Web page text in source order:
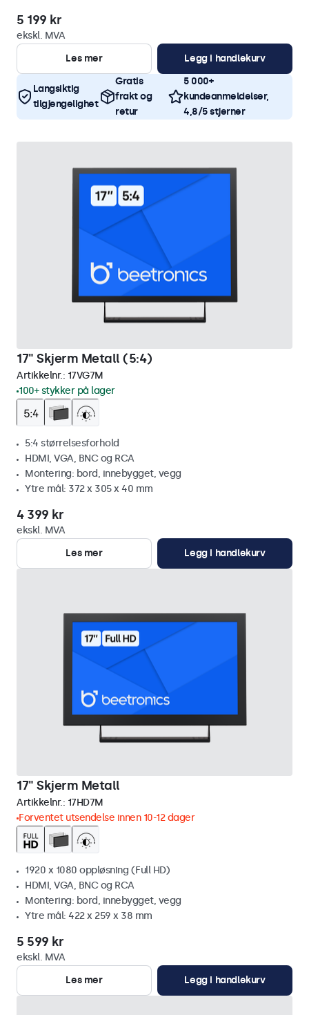
5 199 kr
ekskl. MVA
Les mer
Legg i handlekurv
Langsiktig
tilgjengelighet
Gratis
frakt og
retur
5 000+
kundeanmeldelser,
4,8/5 stjerner
17" Skjerm Metall (5:4)
Artikkelnr.: 17VG7M
100+ stykker på lager
5:4 størrelsesforhold
HDMI, VGA, BNC og RCA
Montering: bord, innebygget, vegg
Ytre mål: 372 x 305 x 40 mm
4 399 kr
ekskl. MVA
Les mer
Legg i handlekurv
17" Skjerm Metall
Artikkelnr.: 17HD7M
Forventet utsendelse innen 10-12 dager
1920 x 1080 oppløsning (Full HD)
HDMI, VGA, BNC og RCA
Montering: bord, innebygget, vegg
Ytre mål: 422 x 259 x 38 mm
5 599 kr
ekskl. MVA
Les mer
Legg i handlekurv